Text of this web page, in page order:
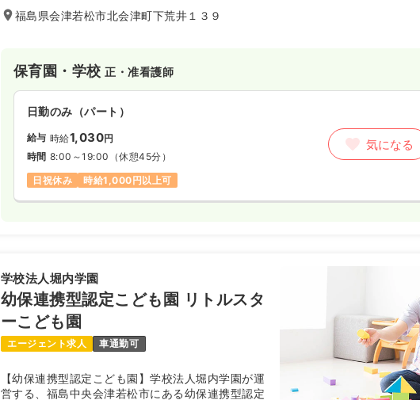
近に感じながら働ける環境です。
福島県会津若松市北会津町下荒井１３９
保育園・学校正・准看護師
日勤のみ（パート）
給与 時給1,030円
時間 8:00～19:00 （休憩45分）
日祝休み
時給1,000円以上可
気になる
学校法人堀内学園
幼保連携型認定こども園 リトルスタ
ーこども園
エージェント求人 車通勤可
【幼保連携型認定こども園】学校法人堀内学園が運
営する、福島中央会津若松市にある幼保連携型認定